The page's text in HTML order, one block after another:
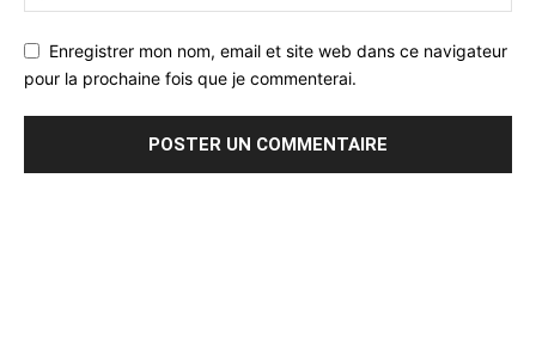
Enregistrer mon nom, email et site web dans ce navigateur
pour la prochaine fois que je commenterai.